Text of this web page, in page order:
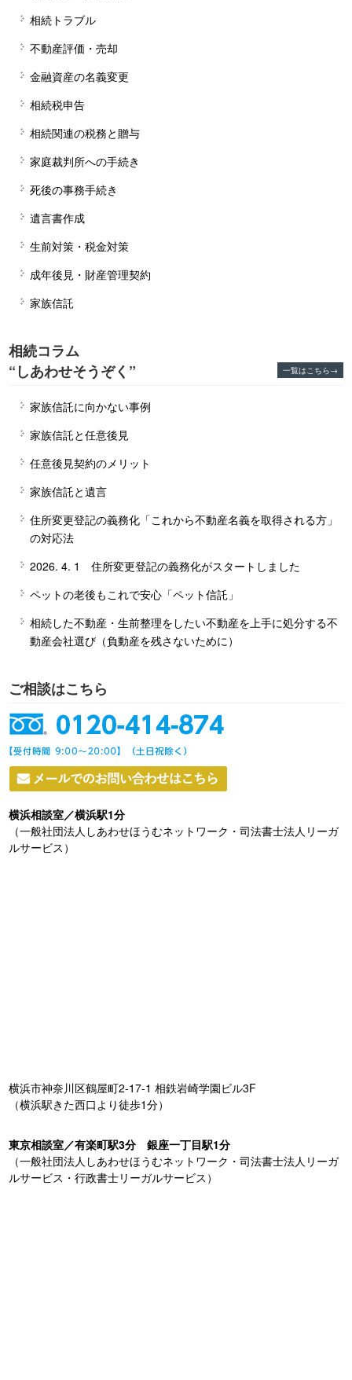
相続トラブル
不動産評価・売却
金融資産の名義変更
相続税申告
相続関連の税務と贈与
家庭裁判所への手続き
死後の事務手続き
遺言書作成
生前対策・税金対策
成年後見・財産管理契約
家族信託
相続コラム
“しあわせそうぞく”
一覧はこちら→
家族信託に向かない事例
家族信託と任意後見
任意後見契約のメリット
家族信託と遺言
住所変更登記の義務化「これから不動産名義を取得される方」
の対応法
2026. 4. 1 住所変更登記の義務化がスタートしました
ペットの老後もこれで安心「ペット信託」
相続した不動産・生前整理をしたい不動産を上手に処分する不
動産会社選び（負動産を残さないために）
ご相談はこちら
横浜相談室／横浜駅1分
（一般社団法人しあわせほうむネットワーク・司法書士法人リーガ
ルサービス）
横浜市神奈川区鶴屋町2-17-1 相鉄岩崎学園ビル3F
（横浜駅きた西口より徒歩1分）
東京相談室／有楽町駅3分 銀座一丁目駅1分
（一般社団法人しあわせほうむネットワーク・司法書士法人リーガ
ルサービス・行政書士リーガルサービス）